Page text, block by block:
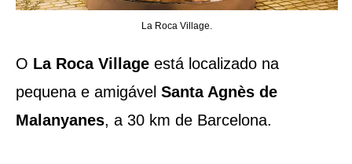
La Roca Village.
O La Roca Villageestá localizado na
pequena e amigável Santa Agnès de
Malanyanes, a 30 km de Barcelona.